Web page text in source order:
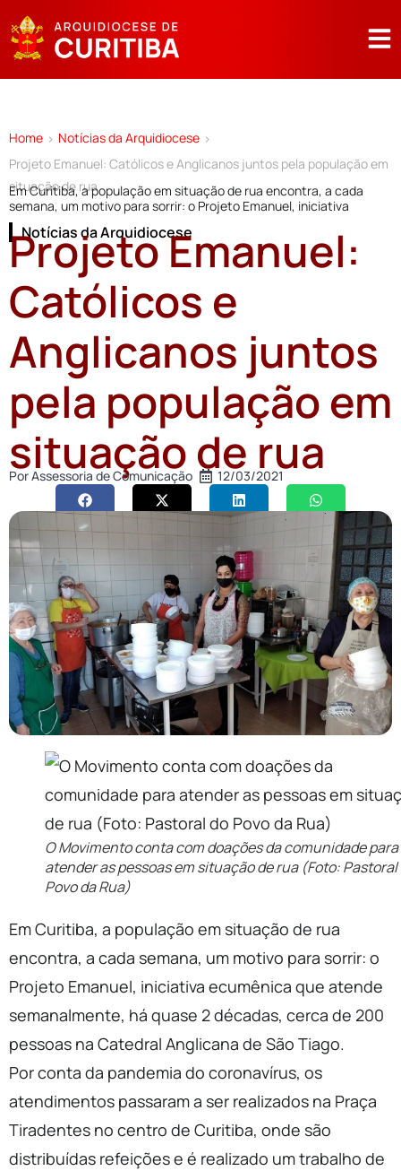
Home > Notícias da Arquidiocese >
Projeto Emanuel: Católicos e Anglicanos juntos pela população em
situação de rua
Em Curitiba, a população em situação de rua encontra, a cada
semana, um motivo para sorrir: o Projeto Emanuel, iniciativa
Notícias da Arquidiocese
Projeto Emanuel:
Católicos e
Anglicanos juntos
pela população em
situação de rua
PorAssessoria de Comunicação 12/03/2021
O Movimento conta com doações da comunidade para
atender as pessoas em situação de rua (Foto: Pastoral
Povo da Rua)
Em Curitiba, a população em situação de rua
encontra, a cada semana, um motivo para sorrir: o
Projeto Emanuel, iniciativa ecumênica que atende
semanalmente, há quase 2 décadas, cerca de 200
pessoas na Catedral Anglicana de São Tiago.
Por conta da pandemia do coronavírus, os
atendimentos passaram a ser realizados na Praça
Tiradentes no centro de Curitiba, onde são
distribuídas refeições e é realizado um trabalho de